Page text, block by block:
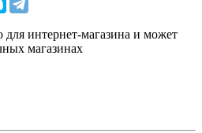
для интернет-магазина и может
магазинах